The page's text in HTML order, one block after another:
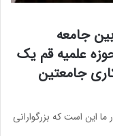
جامعه
علمیه قم یک
جامعتین
ما این است که بزرگوارانی